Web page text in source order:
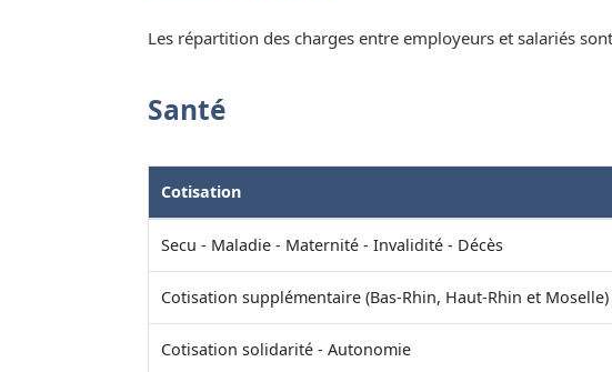
Les répartition des charges entre employeurs et salariés
Santé
Cotisation
Secu - Maladie - Maternité - Invalidité - Décès
Cotisation supplémentaire (Bas-Rhin, Haut-Rhin et Moselle)
Cotisation solidarité - Autonomie